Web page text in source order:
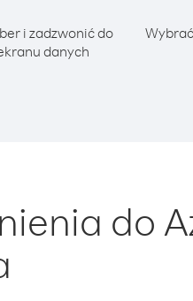
i zadzwonić do
danych
do